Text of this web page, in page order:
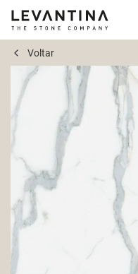
Corporativo
Materiais
Projetos
Profissionais
Voltar